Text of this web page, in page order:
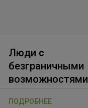
Люди с
безграничными
возможностями
ПОДРОБНЕЕ